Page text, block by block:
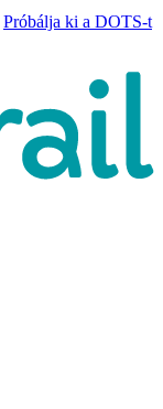
Próbálja ki a DOTS-t